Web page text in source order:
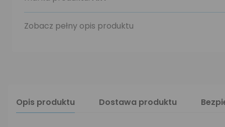
Zobacz pełny opis produktu
Opis produktu Dostawa produktu